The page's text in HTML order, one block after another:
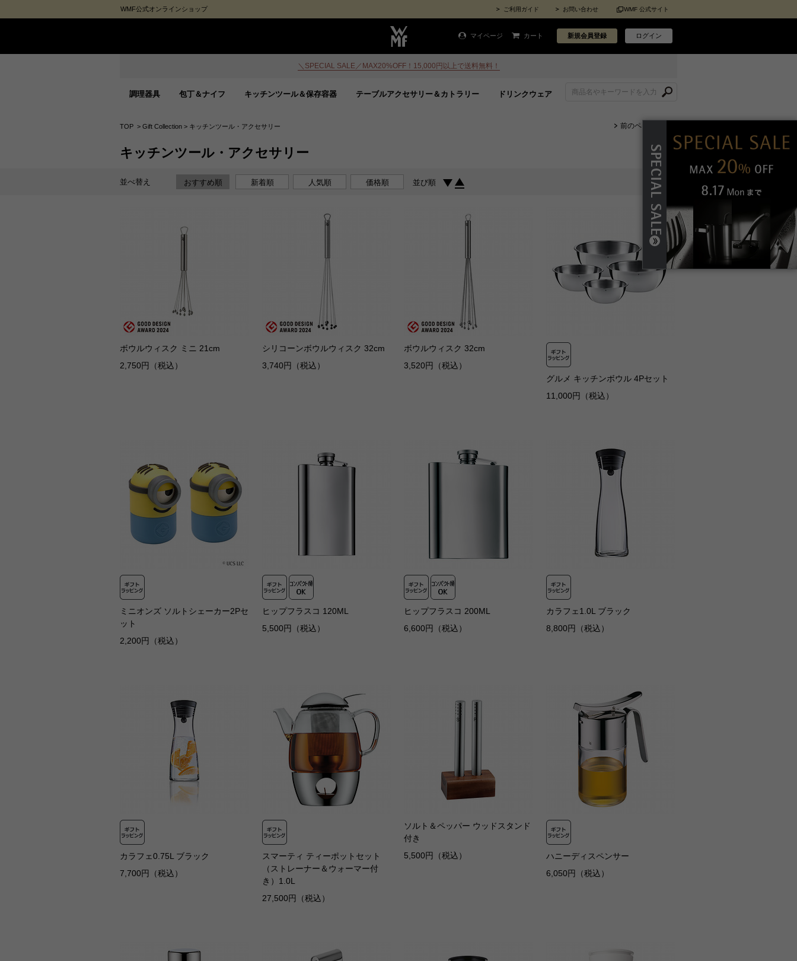
WMF公式オンラインショップ ご利用ガイド お問い合わせ WMF 公式サイト
マイページ カート 新規会員登録 ログイン
＼SPECIAL SALE／MAX20%OFF！15,000円以上で送料無料！
調理器具 包丁＆ナイフ キッチンツール＆保存容器 テーブルアクセサリー＆カトラリー ドリンクウェア
SPECIAL SALE
TOP > Gift Collection > キッチンツール・アクセサリー 前のページに戻る
キッチンツール・アクセサリー
並べ替え おすすめ順 新着順 人気順 価格順 並び順
ボウルウィスク ミニ 21cm
2,750円（税込）
シリコーンボウルウィスク 32cm
3,740円（税込）
ボウルウィスク 32cm
3,520円（税込）
グルメ キッチンボウル 4Pセット
11,000円（税込）
ミニオンズ ソルトシェーカー2Pセ
ット
2,200円（税込）
ヒップフラスコ 120ML
5,500円（税込）
ヒップフラスコ 200ML
6,600円（税込）
カラフェ1.0L ブラック
8,800円（税込）
カラフェ0.75L ブラック
7,700円（税込）
スマーティ ティーポットセット
（ストレーナー＆ウォーマー付
き）1.0L
27,500円（税込）
ソルト＆ペッパー ウッドスタンド
付き
5,500円（税込）
ハニーディスペンサー
6,050円（税込）